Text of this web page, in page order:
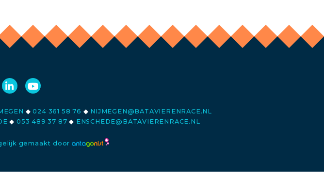
◆ 024 361 58 76 ◆ NIJMEGEN@BATAVIERENRACE.NL
◆ 053 489 37 87 ◆ ENSCHEDE@BATAVIERENRACE.NL
gemaakt door